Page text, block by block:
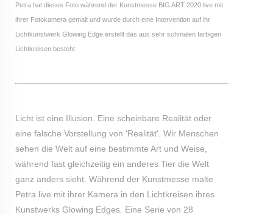
Petra hat dieses Foto während der Kunstmesse BIG ART 2020 live mit
ihrer Fotokamera gemalt und wurde durch eine Intervention auf ihr
Lichtkunstwerk Glowing Edge erstellt das aus sehr schmalen farbigen
Lichtkreisen besteht.
Licht ist eine Illusion. Eine scheinbare Realität oder
eine falsche Vorstellung von 'Realität'. Wir Menschen
sehen die Welt auf eine bestimmte Art und Weise,
während fast gleichzeitig ein anderes Tier die Welt
ganz anders sieht. Während der Kunstmesse malte
Petra live mit ihrer Kamera in den Lichtkreisen ihres
Kunstwerks Glowing Edges. Eine Serie von 28